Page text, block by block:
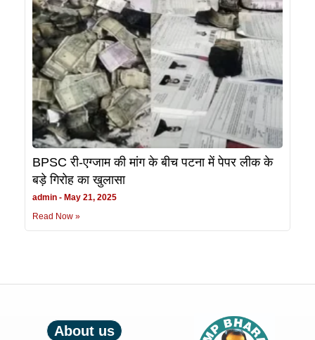
BPSC री-एग्जाम की मांग के बीच पटना में पेपर लीक के
बड़े गिरोह का खुलासा
admin
May 21, 2025
Read Now »
About us